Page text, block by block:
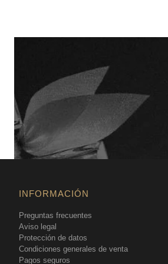
INFORMACIÓN
Preguntas frecuentes
Aviso legal
Protección de datos
Condiciones generales de venta
Pagos seguros